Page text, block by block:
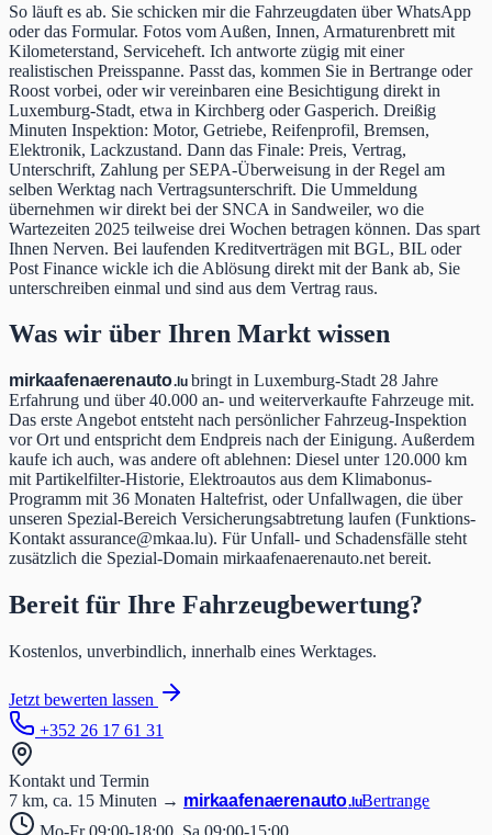
So läuft es ab. Sie schicken mir die Fahrzeugdaten über WhatsApp
oder das Formular. Fotos vom Außen, Innen, Armaturenbrett mit
Kilometerstand, Serviceheft. Ich antworte zügig mit einer
realistischen Preisspanne. Passt das, kommen Sie in Bertrange oder
Roost vorbei, oder wir vereinbaren eine Besichtigung direkt in
Luxemburg-Stadt, etwa in Kirchberg oder Gasperich. Dreißig
Minuten Inspektion: Motor, Getriebe, Reifenprofil, Bremsen,
Elektronik, Lackzustand. Dann das Finale: Preis, Vertrag,
Unterschrift, Zahlung per SEPA-Überweisung in der Regel am
selben Werktag nach Vertragsunterschrift. Die Ummeldung
übernehmen wir direkt bei der SNCA in Sandweiler, wo die
Wartezeiten 2025 teilweise drei Wochen betragen können. Das spart
Ihnen Nerven. Bei laufenden Kreditverträgen mit BGL, BIL oder
Post Finance wickle ich die Ablösung direkt mit der Bank ab, Sie
unterschreiben einmal und sind aus dem Vertrag raus.
Was wir über Ihren Markt wissen
mirkaafenaerenauto.lubringt in Luxemburg-Stadt 28 Jahre
Erfahrung und über 40.000 an- und weiterverkaufte Fahrzeuge mit.
Das erste Angebot entsteht nach persönlicher Fahrzeug-Inspektion
vor Ort und entspricht dem Endpreis nach der Einigung. Außerdem
kaufe ich auch, was andere oft ablehnen: Diesel unter 120.000 km
mit Partikelfilter-Historie, Elektroautos aus dem Klimabonus-
Programm mit 36 Monaten Haltefrist, oder Unfallwagen, die über
unseren Spezial-Bereich Versicherungsabtretung laufen (Funktions-
Kontakt assurance@mkaa.lu). Für Unfall- und Schadensfälle steht
zusätzlich die Spezial-Domain mirkaafenaerenauto.net bereit.
Bereit für Ihre Fahrzeugbewertung?
Kostenlos, unverbindlich, innerhalb eines Werktages.
Jetzt bewerten lassen
+352 26 17 61 31
Kontakt und Termin
7 km, ca. 15 Minuten → mirkaafenaerenauto.luBertrange